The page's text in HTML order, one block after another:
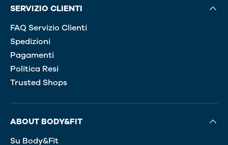
SERVIZIO CLIENTI
FAQ Servizio Clienti
Spedizioni
Pagamenti
Politica Resi
Trusted Shops
ABOUT BODY&FIT
Su Body&Fit